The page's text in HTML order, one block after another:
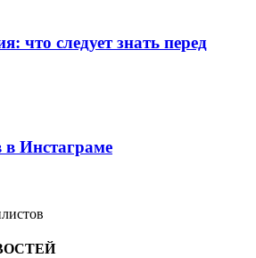
что следует знать перед
Инстаграме